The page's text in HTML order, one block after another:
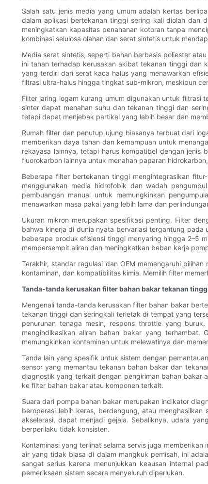
Salah satu jenis media yang umum adalah kertas
dalam aplikasi bertekanan tinggi sering kali diolah dan
meningkatkan kapasitas penahanan kotoran tanpa
kombinasi selulosa olahan dan serat sintetis untuk
Media serat sintetis, seperti bahan berbasis poliester
ini tahan terhadap kerusakan akibat tekanan tinggi dan
yang terdiri dari serat kaca halus yang menawarkan
filtrasi ultra-halus hingga tingkat sub-mikron, meskipun
Filter jaring logam kurang umum digunakan untuk filtrasi
sinter dapat menahan suhu dan tekanan tinggi dan
tetapi dapat menjebak partikel yang lebih besar dan
Rumah filter dan penutup ujung biasanya terbuat dari
memberikan daya tahan dan kemampuan untuk
rekayasa lainnya, tetapi harus kompatibel dengan jenis
fluorokarbon lainnya untuk menahan paparan
Beberapa filter bertekanan tinggi mengintegrasikan
menggunakan media hidrofobik dan wadah
pembuangan manual untuk memungkinkan
menawarkan masa pakai yang lebih lama dan
Ukuran mikron merupakan spesifikasi penting. Filter
bahwa kinerja di dunia nyata bervariasi tergantung
beberapa produk efisiensi tinggi menyaring hingga 2–5
mempersempit aliran dan meningkatkan beban kerja
Terakhir, standar regulasi dan OEM memengaruhi
kontaminan, dan kompatibilitas kimia. Memilih filter
Tanda-tanda kerusakan filter bahan bakar tekanan
Mengenali tanda-tanda kerusakan filter bahan bakar
tekanan tinggi dan seringkali terletak di tempat yang
penurunan tenaga mesin, respons throttle yang
mengindikasikan aliran bahan bakar yang terhambat.
memungkinkan kontaminan untuk melewatinya dan
Tanda lain yang spesifik untuk sistem dengan
sensor yang memantau tekanan bahan bakar dan
diagnostik yang terkait dengan pengiriman bahan bakar
ke filter bahan bakar atau komponen terkait.
Suara dari pompa bahan bakar merupakan indikator
beroperasi lebih keras, berdengung, atau
akselerasi, dapat menjadi gejala. Sebaliknya, udara
berperilaku tidak konsisten.
Kontaminasi yang terlihat selama servis juga
air yang tidak biasa di dalam mangkuk pemisah, ini
sangat serius karena menunjukkan keausan internal
pemeriksaan sistem secara menyeluruh diperlukan.